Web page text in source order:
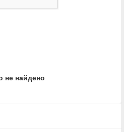
не найдено